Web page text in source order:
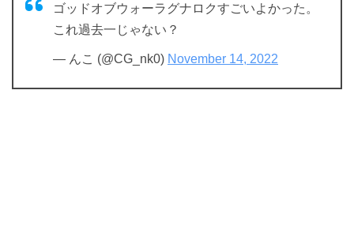
ゴッドオブウォーラグナロクすごいよかった。
これ過去一じゃない？
— んこ (@CG_nk0) November 14, 2022